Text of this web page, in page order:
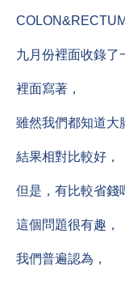
九月份裡面收錄了
裡面寫著，
雖然我們都知道大
結果相對比較好，
但是，有比較省錢
這個問題很有趣，
我們普遍認為，